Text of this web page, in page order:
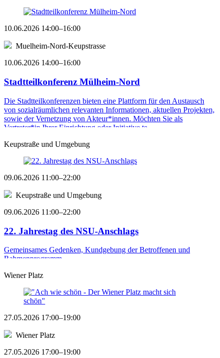
10.06.2026 14:00–16:00
Muelheim-Nord-Keupstrasse
10.06.2026 14:00–16:00
Stadtteilkonferenz Mülheim-Nord
Die Stadtteilkonferenzen bieten eine Plattform für den Austausch
von sozialräumlichen relevanten Informationen, aktuellen Projekten,
sowie der Vernetzung von Akteur*innen. Möchten Sie als
Vertreter*in Ihrer Einrichtung oder Initiative te ...
Keupstraße und Umgebung
09.06.2026 11:00–22:00
Keupstraße und Umgebung
09.06.2026 11:00–22:00
22. Jahrestag des NSU-Anschlags
Gemeinsames Gedenken, Kundgebung der Betroffenen und
Rahmenprogramm ...
Wiener Platz
27.05.2026 17:00–19:00
Wiener Platz
27.05.2026 17:00–19:00